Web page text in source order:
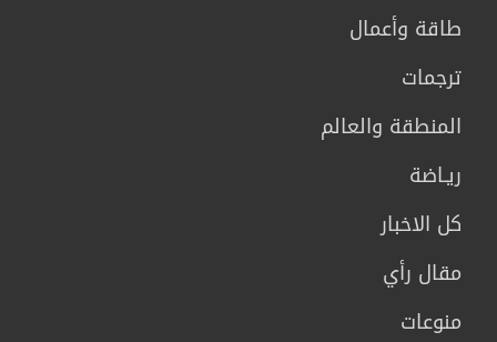
طاقة وأعمال
ترجمات
المنطقة والعالم
ريـاضة
كل الاخبار
مقال رأي
منوعات